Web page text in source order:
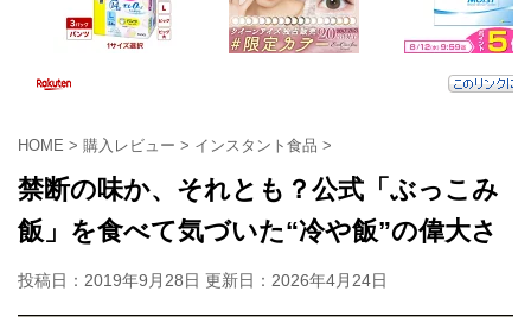
HOME > 購入レビュー > インスタント食品 >
禁断の味か、それとも？公式「ぶっこみ
飯」を食べて気づいた“冷や飯”の偉大さ
投稿日：2019年9月28日 更新日： 2026年4月24日